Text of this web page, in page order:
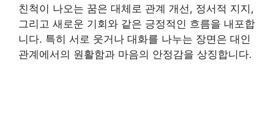
친척이 나오는 꿈은 대체로 관계 개선, 정서적 지지,
그리고 새로운 기회와 같은 긍정적인 흐름을 내포합
니다. 특히 서로 웃거나 대화를 나누는 장면은 대인
관계에서의 원활함과 마음의 안정감을 상징합니다.